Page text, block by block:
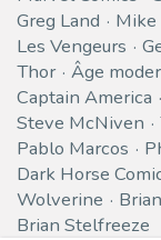
Greg Land
Mike
Les Vengeurs
Thor
Âge
Captain America
Steve McNiven
Pablo Marcos
Dark Horse
Wolverine
Brian Stelfreeze